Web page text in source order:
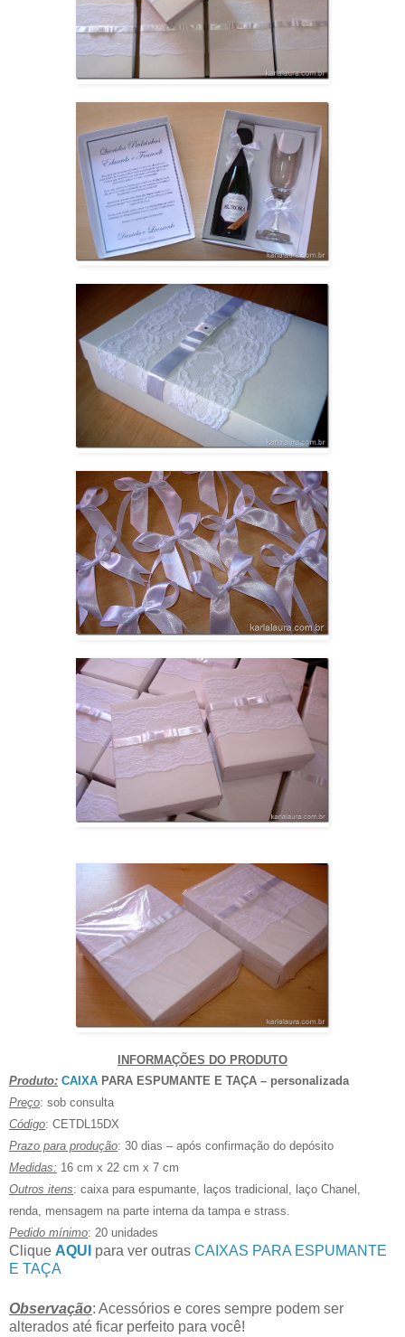
INFORMAÇÕES DO PRODUTO
Produto: CAIXA PARA ESPUMANTE E TAÇA – personalizada
Preço: sob consulta
Código: CETDL15DX
Prazo para produção: 30 dias – após confirmação do depósito
Medidas: 16 cm x 22 cm x 7 cm
Outros itens: caixa para espumante, laços tradicional, laço Chanel,
renda, mensagem na parte interna da tampa e strass.
Pedido mínimo: 20 unidades
Clique AQUI para ver outras CAIXAS PARA ESPUMANTE
E TAÇA
Observação: Acessórios e cores sempre podem ser
alterados até ficar perfeito para você!